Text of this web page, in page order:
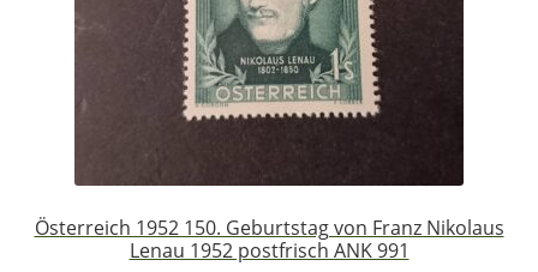
Österreich 1952 150. Geburtstag von Franz Nikolaus
Lenau 1952 postfrisch ANK 991